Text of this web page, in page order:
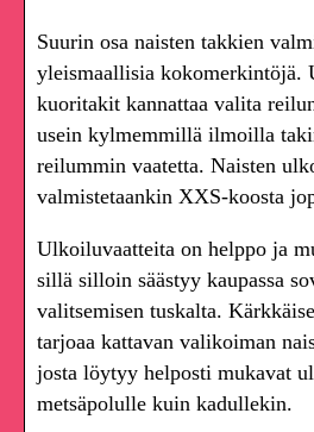
Suurin osa naisten takkien
yleismaallisia kokomerkintöjä.
kuoritakit kannattaa valita
usein kylmemmillä ilmoilla
reilummin vaatetta. Naisten
valmistetaankin XXS-koosta
Ulkoiluvaatteita on helppo ja
sillä silloin säästyy kaupassa
valitsemisen tuskalta.
tarjoaa kattavan valikoiman
josta löytyy helposti mukavat
metsäpolulle kuin kadullekin.